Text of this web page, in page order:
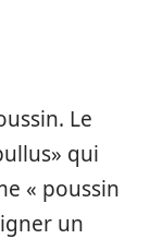
Le
qui
« poussin
un